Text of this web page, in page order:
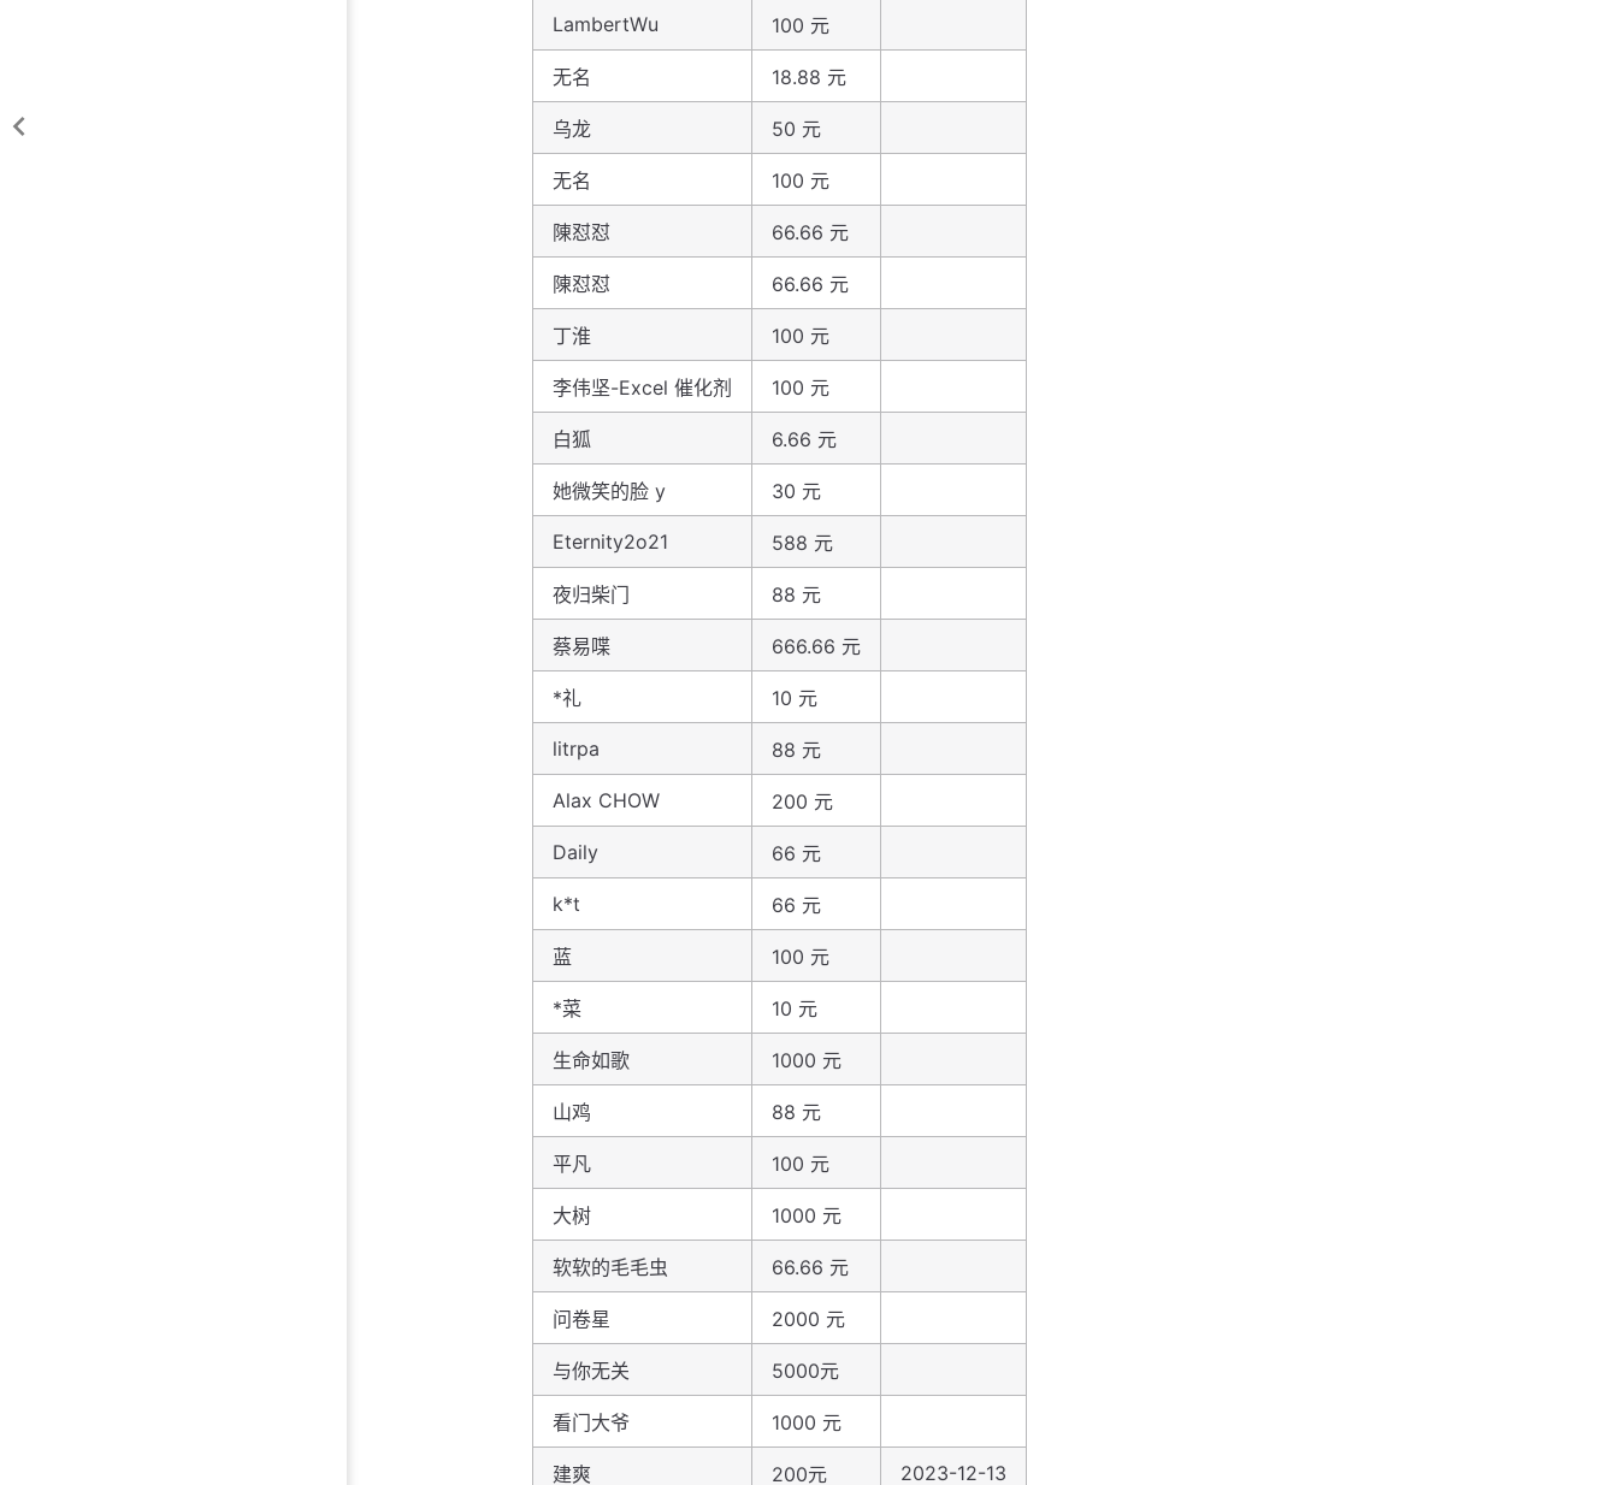
LambertWu 100 元
无名 18.88 元
乌龙 50 元
无名 100 元
陳怼怼 66.66 元
陳怼怼 66.66 元
丁淮 100 元
李伟坚-Excel 催化剂 100 元
白狐 6.66 元
她微笑的脸 y 30 元
Eternity2o21 588 元
夜归柴门 88 元
蔡易喋 666.66 元
*礼 10 元
litrpa 88 元
Alax CHOW 200 元
Daily 66 元
k*t 66 元
蓝 100 元
*菜 10 元
生命如歌 1000 元
山鸡 88 元
平凡 100 元
大树 1000 元
软软的毛毛虫 66.66 元
问卷星 2000 元
与你无关 5000元
看门大爷 1000 元
建爽 200元 2023-12-13